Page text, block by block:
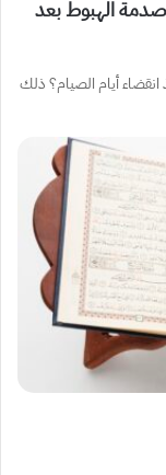
الهبوط بعد
أيام الصيام؟ ذلك